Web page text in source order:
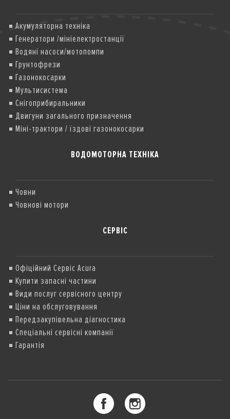
Акумуляторна техніка
Генератори /мініелектростанції
Водяні насоси/мотопомпи
Грунтофрези
Газонокосарки
Мультисистема
Снігоприбиральники
Двигуни загального призначення
Міні-трактори / їздові газонокосарки
ВОДОМОТОРНА ТЕХНІКА
Човни
Човнові мотори
СЕРВІС
Офіційний Сервіс Acura
Купити запасні частини
Види послуг сервісного центру
Ціни на обслуговування
Передзакупівельна діагностика
Спеціальні сервісні компанії
Гарантія